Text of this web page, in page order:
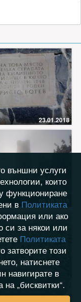
23.01.2018
09.10.2016
външни услуги
които
функциониране
в Политиката
или ако
си за някои или
Политиката
затворите този
натиснете
навигирате в
„бисквитки“.